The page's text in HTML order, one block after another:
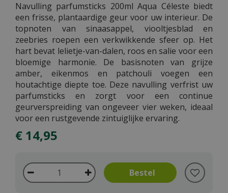
Navulling parfumsticks 200ml Aqua Céleste biedt
een frisse, plantaardige geur voor uw interieur. De
topnoten van sinaasappel, viooltjesblad en
zeebries roepen een verkwikkende sfeer op. Het
hart bevat lelietje-van-dalen, roos en salie voor een
bloemige harmonie. De basisnoten van grijze
amber, eikenmos en patchouli voegen een
houtachtige diepte toe. Deze navulling verfrist uw
parfumsticks en zorgt voor een continue
geurverspreiding van ongeveer vier weken, ideaal
voor een rustgevende zintuiglijke ervaring.
€ 14,95